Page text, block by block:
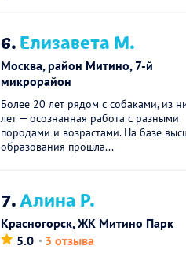
6.Елизавета М.
Москва, район Митино, 7-й
микрорайон
Более 20 лет рядом с собаками, из
лет — осознанная работа с разными
породами и возрастами. На базе
образования прошла...
7.Алина Р.
Красногорск, ЖК Митино Парк
5.0
3 отзыва